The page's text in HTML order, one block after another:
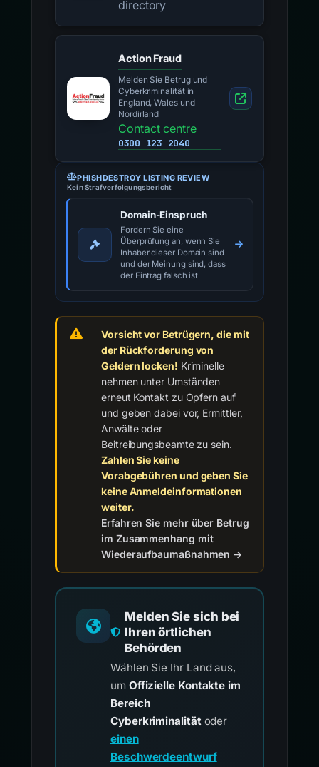
directory
Action Fraud
Melden Sie Betrug und
Cyberkriminalität in
England, Wales und
Nordirland
Contact centre
0300 123 2040
PHISHDESTROY LISTING REVIEW
Kein Strafverfolgungsbericht
Domain-Einspruch
Fordern Sie eine
Überprüfung an, wenn Sie
Inhaber dieser Domain sind
und der Meinung sind, dass
der Eintrag falsch ist
Vorsicht vor Betrügern, die mit
der Rückforderung von
Geldern locken! Kriminelle
nehmen unter Umständen
erneut Kontakt zu Opfern auf
und geben dabei vor, Ermittler,
Anwälte oder
Beitreibungsbeamte zu sein.
Zahlen Sie keine
Vorabgebühren und geben Sie
keine Anmeldeinformationen
weiter.
Erfahren Sie mehr über Betrug
im Zusammenhang mit
Wiederaufbaumaßnahmen →
Melden Sie sich bei
Ihren örtlichen
Behörden
Wählen Sie Ihr Land aus,
um Offizielle Kontakte im
Bereich
Cyberkriminalitätoder
einen
Beschwerdeentwurf